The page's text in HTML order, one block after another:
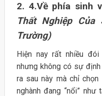
2. 4.Về phía sinh
Thất Nghiệp
Trường)
Hiện nay rất nhiều
nhưng không có sự
ra sau này mà chỉ
nghành đang “nổi” như